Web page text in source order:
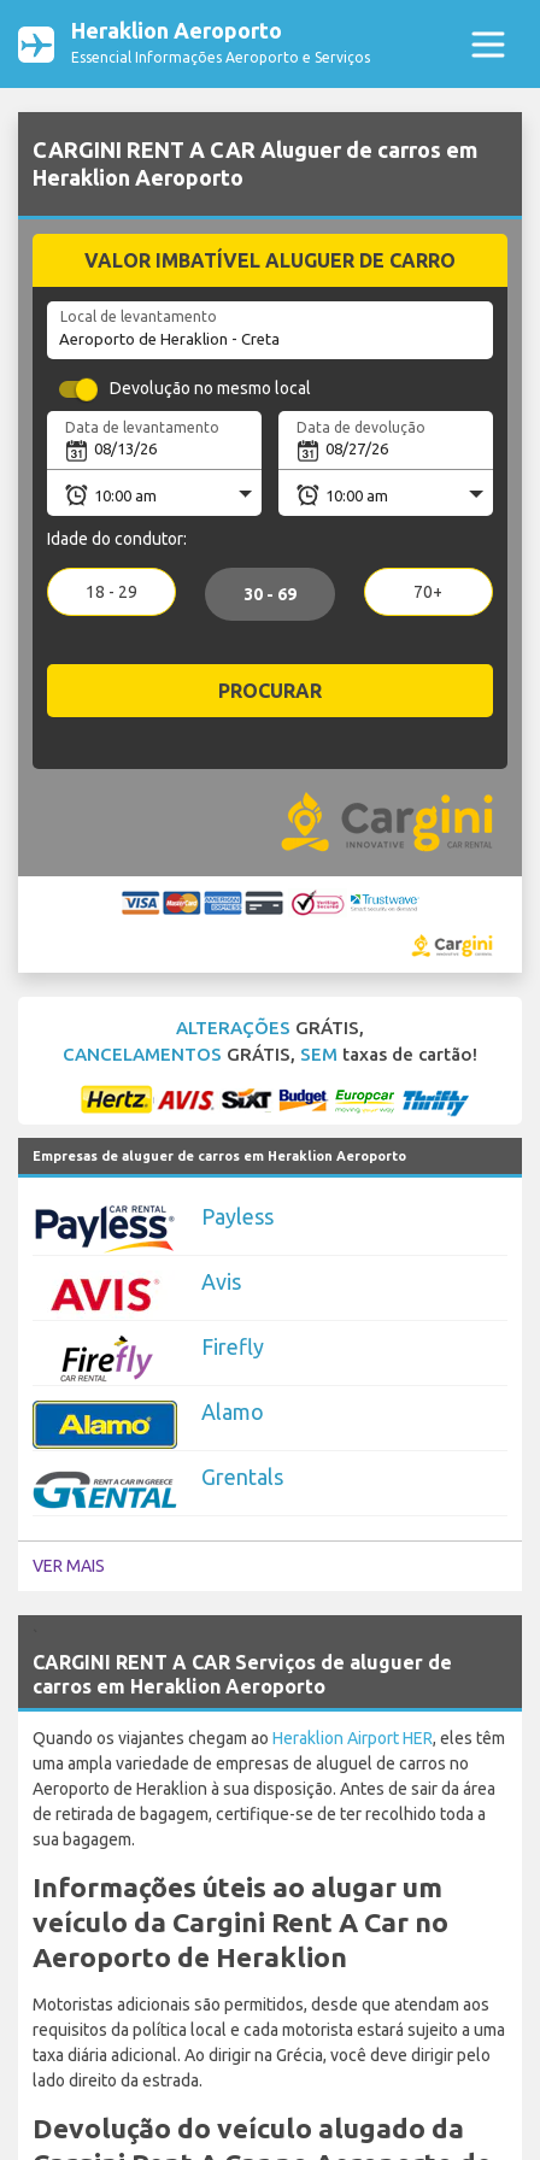
Heraklion Aeroporto
Essencial Informações Aeroporto e Serviços
CARGINI RENT A CAR Aluguer de carros em
Heraklion Aeroporto
VALOR IMBATÍVEL ALUGUER DE CARRO
Local de levantamento
Devolução no mesmo local
Data de levantamento Data de devolução
Idade do condutor:
18 - 29 30 - 69 70+
PROCURAR
ALTERAÇÕES GRÁTIS,
CANCELAMENTOS GRÁTIS, SEM taxas de cartão!
Empresas de aluguer de carros em Heraklion Aeroporto
Payless
Avis
Firefly
Alamo
Grentals
VER MAIS
CARGINI RENT A CAR Serviços de aluguer de
carros em Heraklion Aeroporto
Quando os viajantes chegam ao Heraklion Airport HER, eles têm
uma ampla variedade de empresas de aluguel de carros no
Aeroporto de Heraklion à sua disposição. Antes de sair da área
de retirada de bagagem, certifique-se de ter recolhido toda a
sua bagagem.
Informações úteis ao alugar um
veículo da Cargini Rent A Car no
Aeroporto de Heraklion
Motoristas adicionais são permitidos, desde que atendam aos
requisitos da política local e cada motorista estará sujeito a uma
taxa diária adicional. Ao dirigir na Grécia, você deve dirigir pelo
lado direito da estrada.
Devolução do veículo alugado da